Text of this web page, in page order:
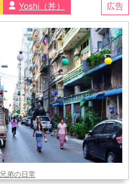
アジア
中東
東南アジア
PC・インターネット
OR
Yoshi（丼） 広告
弟の日常